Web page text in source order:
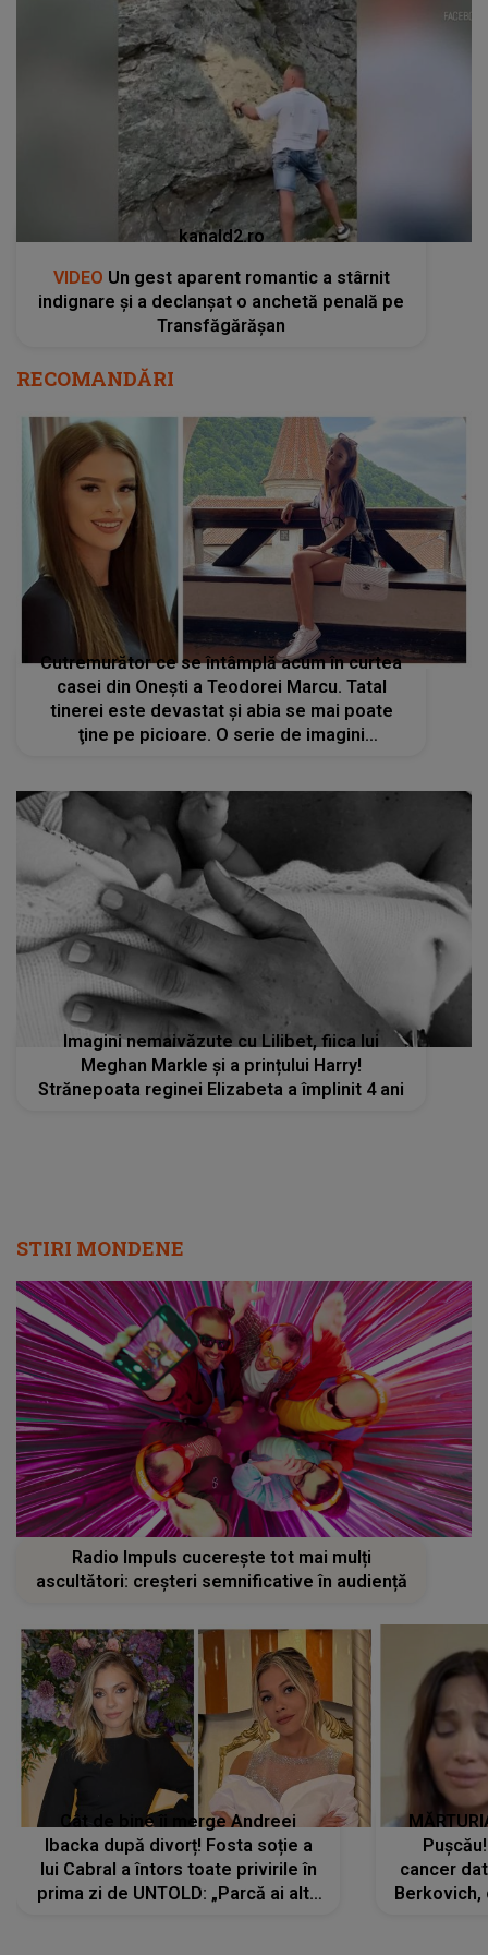
kanald2.ro
VIDEO Un gest aparent romantic a stârnit
indignare și a declanșat o anchetă penală pe
Transfăgărășan
RECOMANDĂRI
Cutremurător ce se întâmplă acum în curtea
casei din Onești a Teodorei Marcu. Tatal
tinerei este devastat şi abia se mai poate
ţine pe picioare. O serie de imagini
Imagini nemaivăzute cu Lilibet, fiica lui
Meghan Markle și a prințului Harry!
Strănepoata reginei Elizabeta a împlinit 4 ani
STIRI MONDENE
Radio Impuls cucerește tot mai mulți
ascultători: creșteri semnificative în audiență
Cât de bine îi merge Andreei
Ibacka după divorț! Fosta soție a
lui Cabral a întors toate privirile în
prima zi de UNTOLD: „Parcă ai altă
cancer